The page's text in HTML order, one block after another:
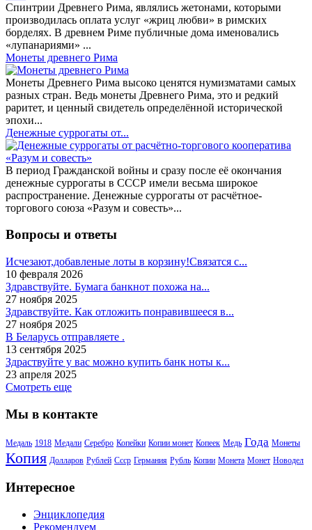
Спинтрии Древнего Рима, являлись жетонами, которыми
производилась оплата услуг «жриц любви» в римских
борделях. В древнем Риме публичные дома именовались
«лупанариями» ...
Монеты древнего Рима
Монеты Древнего Рима высоко ценятся нумизматами самых
разных стран. Ведь монеты Древнего Рима, это и редкий
раритет, и ценный свидетель определённой исторической
эпохи...
Денежные суррогаты от...
В период Гражданской войны и сразу после её окончания
денежные суррогаты в СССР имели весьма широкое
распространение. Денежные суррогаты от расчётное-
торгового союза «Разум и совесть»...
Вопросы и ответы
Исчезают,добавленые лоты в корзину!Связатся с...
10 февраля 2026
Здравствуйте. Бумага банкнот похожа на...
27 ноября 2025
Здравствуйте. Как отложить понравившееся в...
27 ноября 2025
В Беларусь отправляете .
13 сентября 2025
Здраствуйте у вас можно купить банк ноты к...
23 апреля 2025
Смотреть еще
Мы в контакте
Медаль 1918 Медали Серебро Копейки Копии монет Копеек Медь Года Монеты
Копия Долларов Рублей Ссср Германия Рубль Копии Монета Монет Новодел
Интересное
Энциклопедия
Рекомендуем